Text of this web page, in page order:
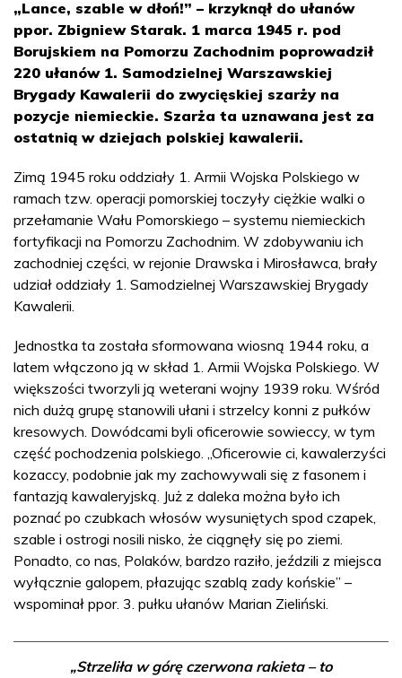
„Lance, szable w dłoń!” – krzyknął do ułanów
ppor. Zbigniew Starak. 1 marca 1945 r. pod
Borujskiem na Pomorzu Zachodnim poprowadził
220 ułanów 1. Samodzielnej Warszawskiej
Brygady Kawalerii do zwycięskiej szarży na
pozycje niemieckie. Szarża ta uznawana jest za
ostatnią w dziejach polskiej kawalerii.
Zimą 1945 roku oddziały 1. Armii Wojska Polskiego w
ramach tzw. operacji pomorskiej toczyły ciężkie walki o
przełamanie Wału Pomorskiego – systemu niemieckich
fortyfikacji na Pomorzu Zachodnim. W zdobywaniu ich
zachodniej części, w rejonie Drawska i Mirosławca, brały
udział oddziały 1. Samodzielnej Warszawskiej Brygady
Kawalerii.
Jednostka ta została sformowana wiosną 1944 roku, a
latem włączono ją w skład 1. Armii Wojska Polskiego. W
większości tworzyli ją weterani wojny 1939 roku. Wśród
nich dużą grupę stanowili ułani i strzelcy konni z pułków
kresowych. Dowódcami byli oficerowie sowieccy, w tym
część pochodzenia polskiego. „Oficerowie ci, kawalerzyści
kozaccy, podobnie jak my zachowywali się z fasonem i
fantazją kawaleryjską. Już z daleka można było ich
poznać po czubkach włosów wysuniętych spod czapek,
szable i ostrogi nosili nisko, że ciągnęły się po ziemi.
Ponadto, co nas, Polaków, bardzo raziło, jeździli z miejsca
wyłącznie galopem, płazując szablą zady końskie” –
wspominał ppor. 3. pułku ułanów Marian Zieliński.
„Strzeliła w górę czerwona rakieta – to